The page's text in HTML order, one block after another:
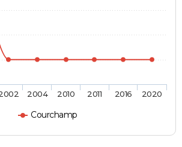
Courchamp
2004 2010 2011 2016 2020